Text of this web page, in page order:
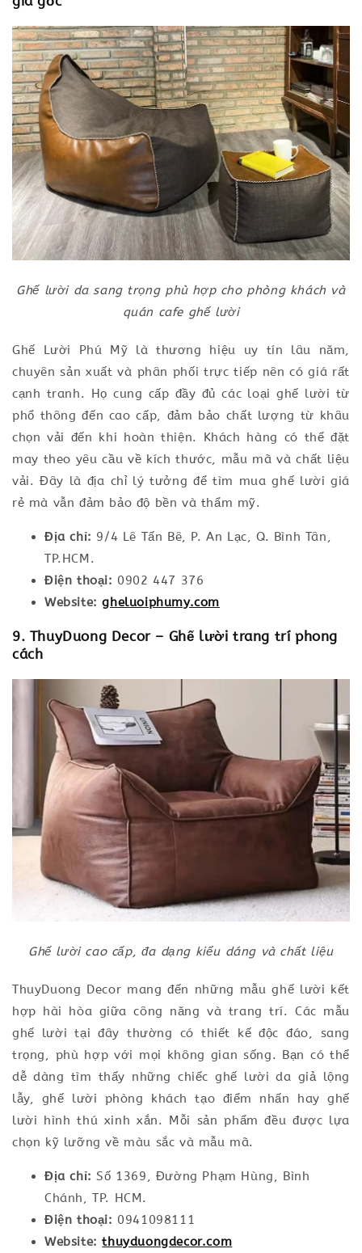
Ghế lười da sang trọng phù hợp cho phòng khách và
quán cafe ghế lười
Ghế Lười Phú Mỹ là thương hiệu uy tín lâu năm,
chuyên sản xuất và phân phối trực tiếp nên có giá rất
cạnh tranh. Họ cung cấp đầy đủ các loại ghế lười từ
phổ thông đến cao cấp, đảm bảo chất lượng từ khâu
chọn vải đến khi hoàn thiện. Khách hàng có thể đặt
may theo yêu cầu về kích thước, mẫu mã và chất liệu
vải. Đây là địa chỉ lý tưởng để tìm mua ghế lười giá
rẻ mà vẫn đảm bảo độ bền và thẩm mỹ.
Địa chỉ: 9/4 Lê Tấn Bê, P. An Lạc, Q. Bình Tân,
TP.HCM.
Điện thoại: 0902 447 376
Website: gheluoiphumy.com
9. ThuyDuong Decor – Ghế lười trang trí phong
cách
Ghế lười cao cấp, đa dạng kiểu dáng và chất liệu
ThuyDuong Decor mang đến những mẫu ghế lười kết
hợp hài hòa giữa công năng và trang trí. Các mẫu
ghế lười tại đây thường có thiết kế độc đáo, sang
trọng, phù hợp với mọi không gian sống. Bạn có thể
dễ dàng tìm thấy những chiếc ghế lười da giả lộng
lẫy, ghế lười phòng khách tạo điểm nhấn hay ghế
lười hình thú xinh xắn. Mỗi sản phẩm đều được lựa
chọn kỹ lưỡng về màu sắc và mẫu mã.
Địa chỉ: Số 1369, Đường Phạm Hùng, Bình
Chánh, TP. HCM.
Điện thoại: 0941098111
Website: thuyduongdecor.com